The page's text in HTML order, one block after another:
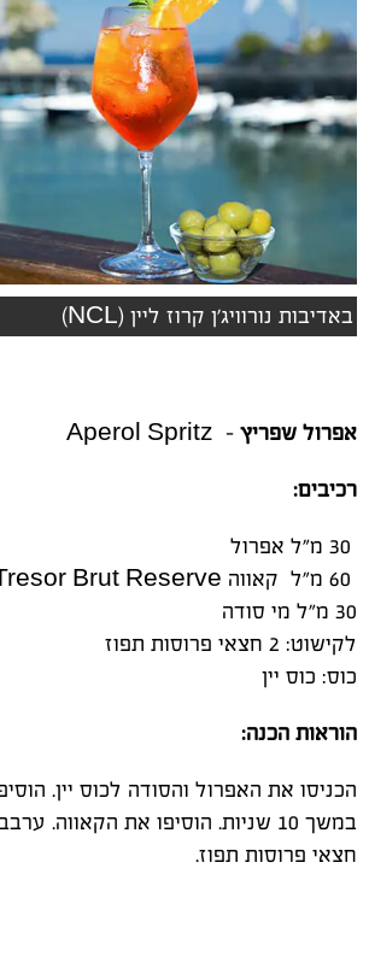
באדיבות נורוויג'ן קרוז ליין (NCL)
אפרול שפריץ - Aperol Spritz
רכיבים:
30 מ"ל אפרול
60 מ"ל קאווה
Brut Reserve
30 מ"ל מי סודה
לקישוט: 2 חצאי פרוסות תפוז
כוס: כוס יין
הוראות הכנה:
הכניסו את האפרול והסודה לכוס יין.
במשך 10 שניות. הוסיפו את הקאווה.
חצאי פרוסות תפוז.